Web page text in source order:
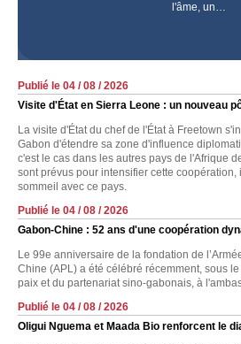
l'âme, un…
Publié le 04 / 08 / 2026
Visite d'État en Sierra Leone : un nouveau
La visite d'État du chef de l'État à Freetown
Gabon d'étendre sa zone d'influence
c'est le cas dans les autres pays de l'Afrique
sont prévus pour intensifier cette coopération,
sommeil avec ce pays.
Publié le 04 / 08 / 2026
Gabon-Chine : 52 ans d'une coopération
Le 99e anniversaire de la fondation de
Chine (APL) a été célébré récemment, sous
paix et du partenariat sino-gabonais, à
Publié le 04 / 08 / 2026
Oligui Nguema et Maada Bio renforcent le